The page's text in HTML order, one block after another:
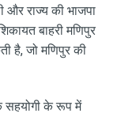
और राज्य की भाजपा
बाहरी मणिपुर
है, जो मणिपुर की
सहयोगी के रूप में